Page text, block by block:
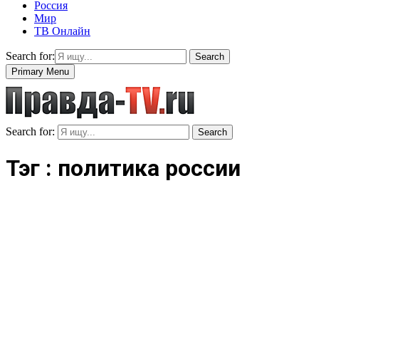
Россия
Мир
ТВ Онлайн
Search for:
Search
Primary Menu
Search for: Search
Тэг : политика россии